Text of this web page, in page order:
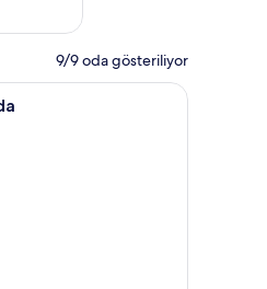
9/9 oda gösteriliyor
Tek Büyük Yataklı Oda | Ücretsiz